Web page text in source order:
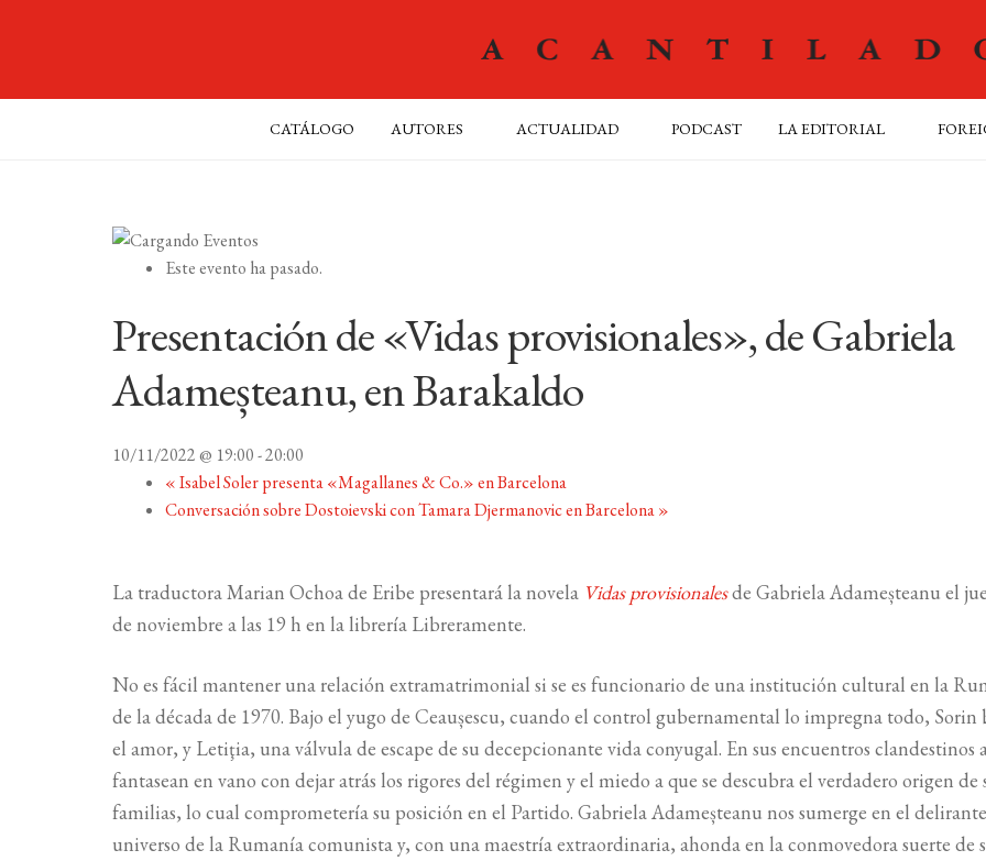
CATÁLOGO AUTORES ACTUALIDAD PODCAST LA EDITORIAL
Este evento ha pasado.
Presentación de «Vidas provisionales», de Gabriela
Adameșteanu, en Barakaldo
10/11/2022 @ 19:00-20:00
«Isabel Soler presenta «Magallanes & Co.» en Barcelona
Conversación sobre Dostoievski con Tamara Djermanovic en Barcelona»
La traductora Marian Ochoa de Eribe presentará la novela Vidas provisionalesde Gabriela Adameșteanu el
de noviembre a las 19 h en la librería Libreramente.
No es fácil mantener una relación extramatrimonial si se es funcionario de una institución cultural en la
de la década de 1970. Bajo el yugo de Ceaușescu, cuando el control gubernamental lo impregna todo, Sorin
el amor, y Letiţia, una válvula de escape de su decepcionante vida conyugal. En sus encuentros clandestinos
fantasean en vano con dejar atrás los rigores del régimen y el miedo a que se descubra el verdadero origen de
familias, lo cual comprometería su posición en el Partido. Gabriela Adameșteanu nos sumerge en el delirante
universo de la Rumanía comunista y, con una maestría extraordinaria, ahonda en la conmovedora suerte de